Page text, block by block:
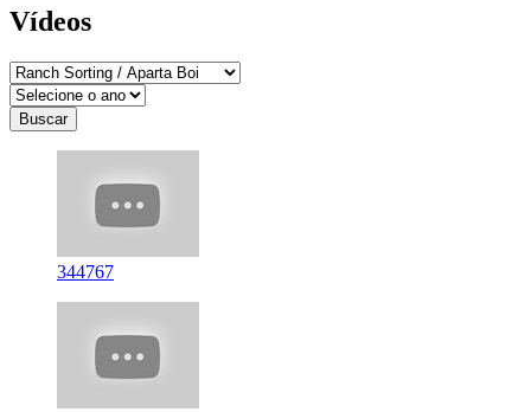
Vídeos
344767